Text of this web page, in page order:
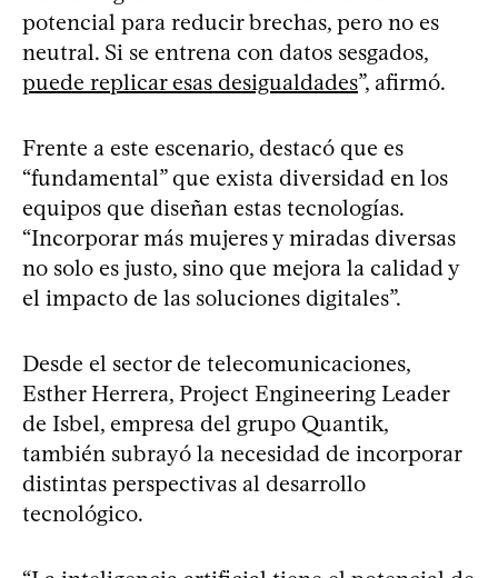
potencial para reducir brechas, pero no es
neutral. Si se entrena con datos sesgados,
puede replicar esas desigualdades”, afirmó.
Frente a este escenario, destacó que es
“fundamental” que exista diversidad en los
equipos que diseñan estas tecnologías.
“Incorporar más mujeres y miradas diversas
no solo es justo, sino que mejora la calidad y
el impacto de las soluciones digitales”.
Desde el sector de telecomunicaciones,
Esther Herrera, Project Engineering Leader
de Isbel, empresa del grupo Quantik,
también subrayó la necesidad de incorporar
distintas perspectivas al desarrollo
tecnológico.